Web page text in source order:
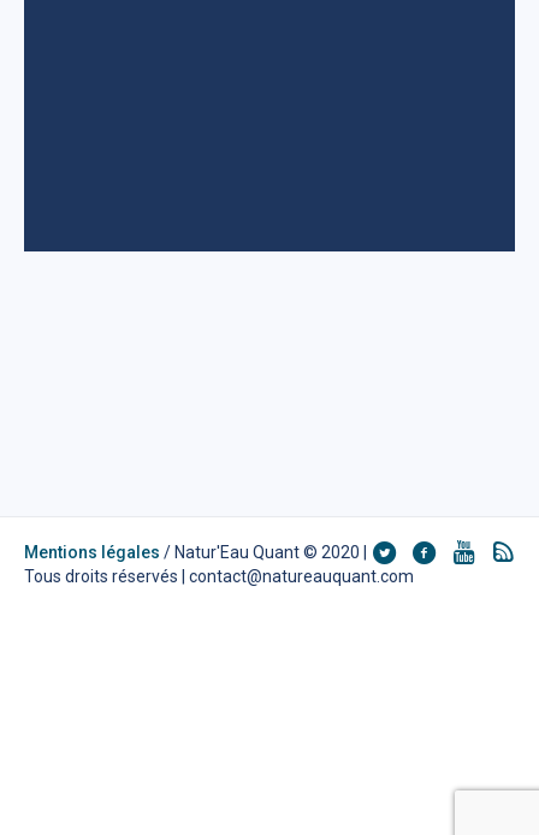
Mentions légales / Natur'Eau Quant © 2020 |
Tous droits réservés | contact@natureauquant.com